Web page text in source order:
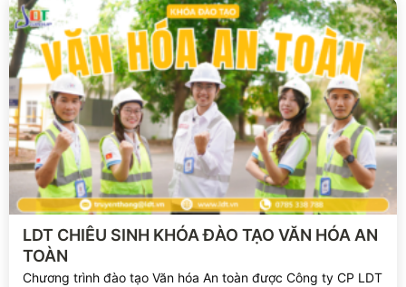
Xem chi tiết
LDT CHIÊU SINH KHÓA ĐÀO TẠO VĂN HÓA AN
TOÀN
Chương trình đào tạo Văn hóa An toàn được Công ty CP LDT